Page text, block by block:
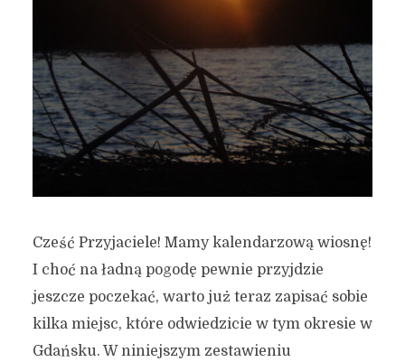
Cześć Przyjaciele! Mamy kalendarzową wiosnę!
I choć na ładną pogodę pewnie przyjdzie
jeszcze poczekać, warto już teraz zapisać sobie
kilka miejsc, które odwiedzicie w tym okresie w
Gdańsku. W niniejszym zestawieniu